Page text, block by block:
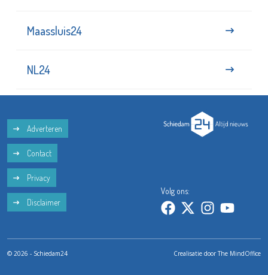
Maassluis24
NL24
Adverteren
Contact
Privacy
Disclaimer
Volg ons:
© 2026 - Schiedam24 Crealisatie doorThe MindOffice